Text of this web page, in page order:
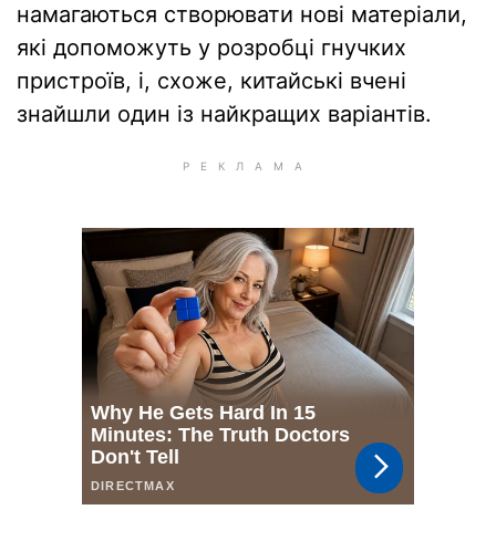
намагаються створювати нові матеріали,
які допоможуть у розробці гнучких
пристроїв, і, схоже, китайські вчені
знайшли один із найкращих варіантів.